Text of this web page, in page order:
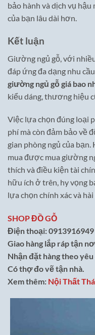
bảo hành và dịch vụ
của bạn lâu dài hơn.
Kết luận
Giường ngủ gỗ, với
đáp ứng đa dạng nhu
giường ngủ gỗ giá bao
kiểu dáng, thương hiệu
Việc lựa chọn đúng loại
phí mà còn đảm bảo về
gian phòng ngủ của
mua được mua giường
thích và điều kiện tài
hữu ích ở trên, hy vọng
lựa chọn chính xác và
SHOP ĐỒ GỖ
Điện thoại:
Giao hàng lắp ráp tận
Nhận đặt hàng theo yêu
Có thợ đo vẽ tận nhà.
Xem thêm: Nội Thất